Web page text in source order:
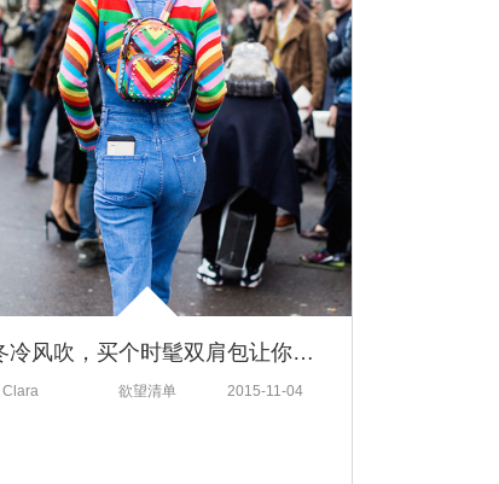
秋冬冷风吹，买个时髦双肩包让你的双手呆在暖和的口袋里吧！
Clara 欲望清单 2015-11-04